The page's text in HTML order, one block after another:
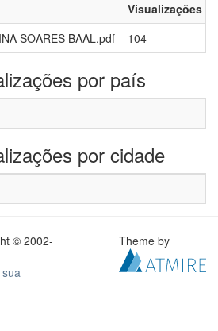
Visualizações
SOARES BAAL.pdf
104
por país
por cidade
© 2002-
Theme by